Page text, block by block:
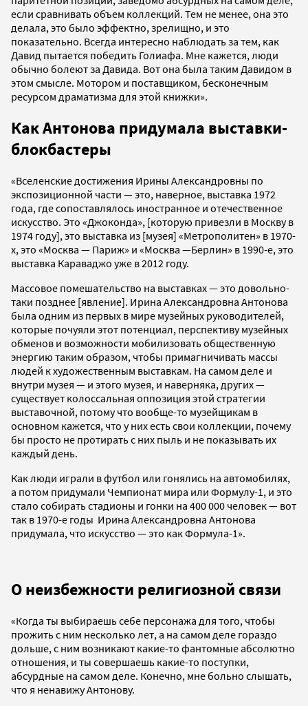
если сравнивать объем коллекций. Тем не менее, она это
делала, это было эффектно, зрелищно, и это
показательно. Всегда интересно наблюдать за тем, как
Давид пытается победить Голиафа. Мне кажется, люди
обычно болеют за Давида. Вот она была таким Давидом в
этом смысле. Мотором и поставщиком, бесконечным
ресурсом драматизма для этой книжки».
Как Антонова придумала выставки-
блокбастеры
«Вселенские достижения Ирины Александровны по
экспозиционной части — это, наверное, выставка 1972
года, где сопоставлялось иностранное и отечественное
искусство. Это «Джоконда», [которую привезли в Москву в
1974 году], это выставка из [музея] «Метрополитен» в 1970-
х, это «Москва — Париж» и «Москва —Берлин» в 1990-е, это
выставка Караваджо уже в 2012 году.
Массовое помешательство на выставках — это довольно-
таки позднее [явление]. Ирина Александровна Антонова
была одним из первых в мире музейных руководителей,
которые почуяли этот потенциал, перспективу музейных
обменов и возможности мобилизовать общественную
энергию таким образом, чтобы примагничивать массы
людей к художественным выставкам. На самом деле и
внутри музея — и этого музея, и наверняка, других —
существует колоссальная оппозиция этой стратегии
выставочной, потому что вообще-то музейщикам в
основном кажется, что у них есть свои коллекции, почему
бы просто не протирать с них пыль и не показывать их
каждый день.
Как люди играли в футбол или гонялись на автомобилях,
а потом придумали Чемпионат мира или Формулу-1, и это
стало собирать стадионы и гонки на 400 000 человек — вот
так в 1970-е годы Ирина Александровна Антонова
придумала, что искусство — это как Формула-1».
О неизбежности религиозной связи
«Когда ты выбираешь себе персонажа для того, чтобы
прожить с ним несколько лет, а на самом деле гораздо
дольше, с ним возникают какие-то фантомные абсолютно
отношения, и ты совершаешь какие-то поступки,
абсурдные на самом деле. Конечно, мне больно слышать,
что я ненавижу Антонову.